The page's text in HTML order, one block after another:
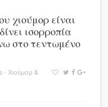
χιούμορ είναι
ισορροπία
στο τεντωμένο
· Χιούμορ &